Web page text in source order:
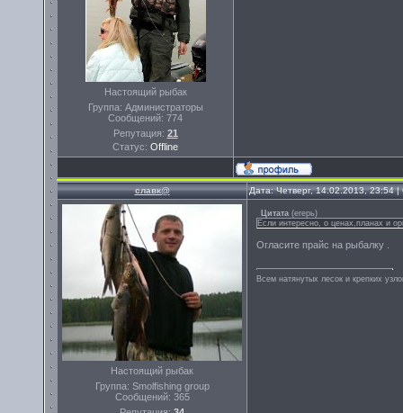
Настоящий рыбак
Группа: Администраторы
Сообщений: 774
Репутация: 21
Статус: Offline
славк@ Дата: Четверг, 14.02.2013, 23:54
Настоящий рыбак
Группа: Smolfishing group
Сообщений: 365
Цитата (егерь)
Если интересно, о ценах,планах и
Огласите прайс на рыбалку .
Всем натянутых лесок и крепких